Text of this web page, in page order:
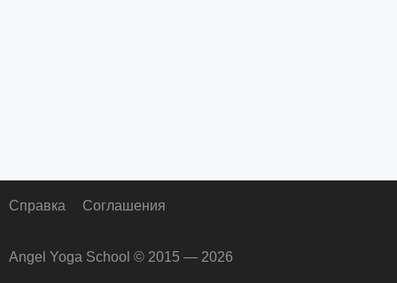
Справка Соглашения
Angel Yoga School © 2015 — 2026